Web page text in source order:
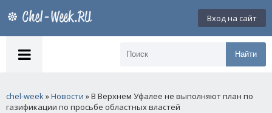
Вход на сайт
Найти
chel-week»Новости » В Верхнем Уфалее не выполняют план по
газификации по просьбе областных властей